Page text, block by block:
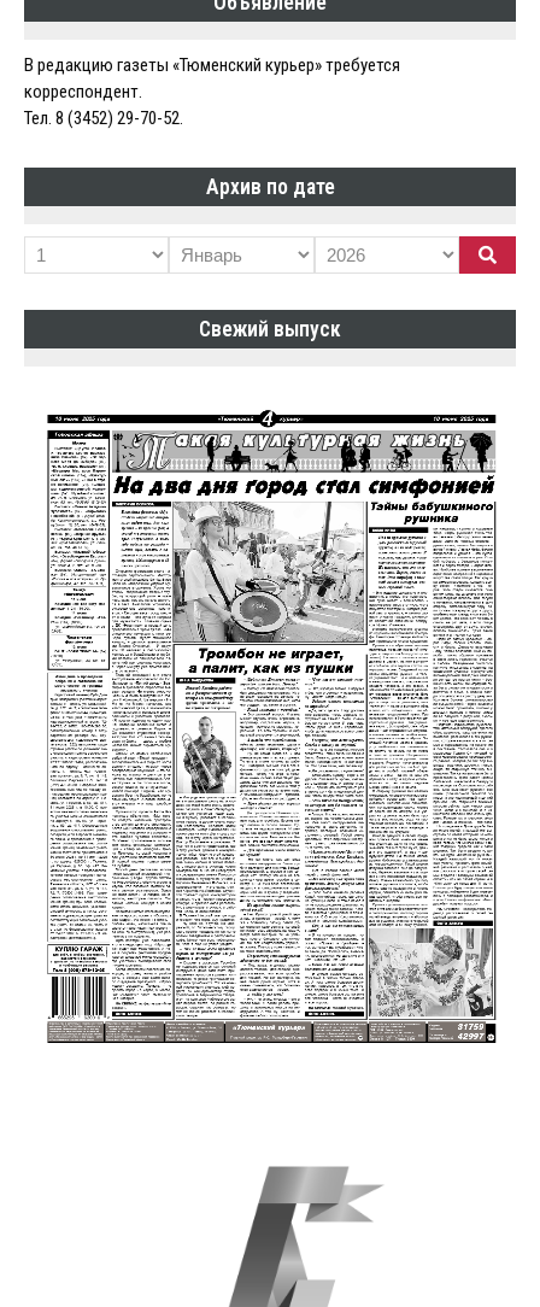
В редакцию газеты «Тюменский курьер» требуется
корреспондент.
Тел. 8 (3452) 29-70-52.
Архив по дате
Свежий выпуск